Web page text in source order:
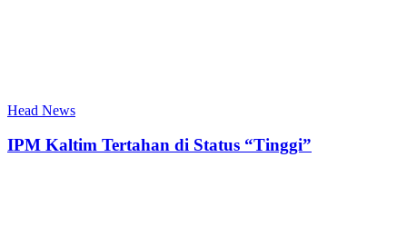
Head News
IPM Kaltim Tertahan di Status “Tinggi”